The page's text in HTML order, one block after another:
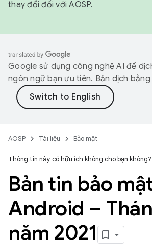
thay đổi đối với AOSP.
Google sử dụng công nghệ AI để
ngôn ngữ bạn ưu tiên. Bản dịch
AOSP Tài liệu Bảo mật
Thông tin này có hữu ích không cho bạn không?
Bản tin bảo
Android –
năm 2021